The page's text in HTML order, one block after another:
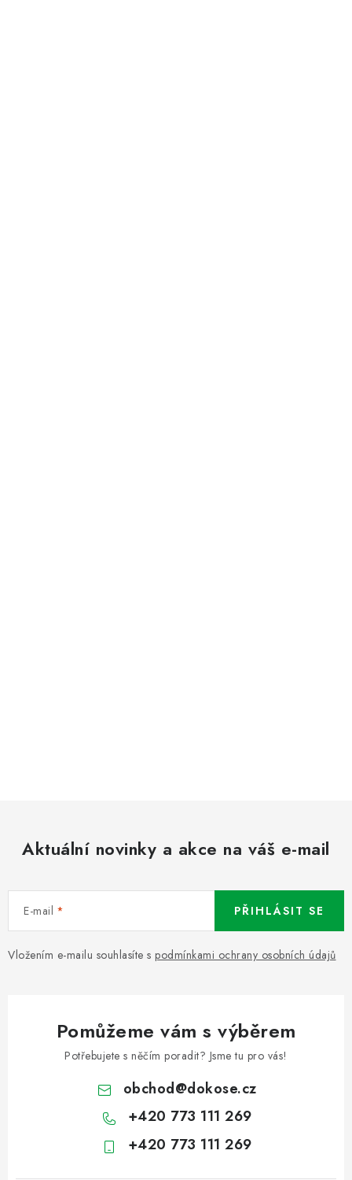
Aktuální novinky a akce na váš e-mail
E-mail
Vložením e-mailu souhlasíte s podmínkami ochrany osobních údajů
PŘIHLÁSIT SE
Pomůžeme vám s výběrem
Potřebujete s něčím poradit? Jsme tu pro vás!
obchod@dokose.cz
+420 773 111 269
+420 773 111 269